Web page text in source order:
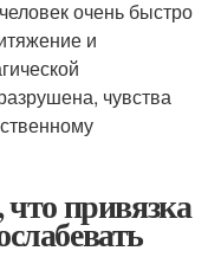
очень быстро
и
чувства
привязка